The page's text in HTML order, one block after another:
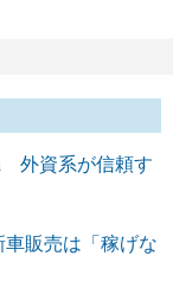
外資系が信頼す
販売は「稼げな